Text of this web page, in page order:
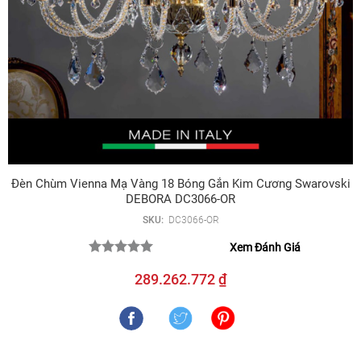
Đèn Chùm Vienna Mạ Vàng 18 Bóng Gắn Kim Cương Swarovski
DEBORA DC3066-OR
SKU: DC3066-OR
Xem Đánh Giá
289.262.772 ₫